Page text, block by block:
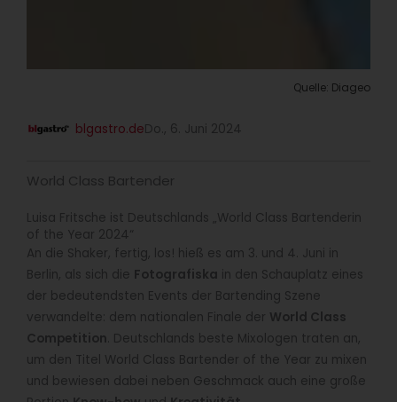
Quelle: Diageo
blgastro.deDo., 6. Juni 2024
World Class Bartender
Luisa Fritsche ist Deutschlands „World Class Bartenderin
of the Year 2024“
An die Shaker, fertig, los! hieß es am 3. und 4. Juni in
Berlin, als sich die Fotografiska in den Schauplatz eines
der bedeutendsten Events der Bartending Szene
verwandelte: dem nationalen Finale der World Class
Competition . Deutschlands beste Mixologen traten an,
um den Titel World Class Bartender of the Year zu mixen
und bewiesen dabei neben Geschmack auch eine große